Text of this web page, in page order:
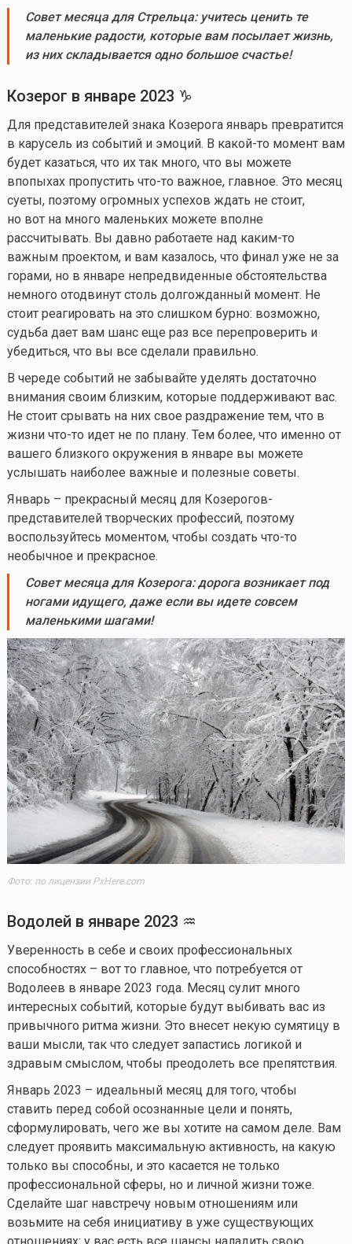
Совет месяца для Стрельца: учитесь ценить те
маленькие радости, которые вам посылает жизнь,
из них складывается одно большое счастье!
Козерог в январе 2023 ♑
Для представителей знака Козерога январь превратится
в карусель из событий и эмоций. В какой-то момент вам
будет казаться, что их так много, что вы можете
впопыхах пропустить что-то важное, главное. Это месяц
суеты, поэтому огромных успехов ждать не стоит,
но вот на много маленьких можете вполне
рассчитывать. Вы давно работаете над каким-то
важным проектом, и вам казалось, что финал уже не за
горами, но в январе непредвиденные обстоятельства
немного отодвинут столь долгожданный момент. Не
стоит реагировать на это слишком бурно: возможно,
судьба дает вам шанс еще раз все перепроверить и
убедиться, что вы все сделали правильно.
В череде событий не забывайте уделять достаточно
внимания своим близким, которые поддерживают вас.
Не стоит срывать на них свое раздражение тем, что в
жизни что-то идет не по плану. Тем более, что именно от
вашего близкого окружения в январе вы можете
услышать наиболее важные и полезные советы.
Январь – прекрасный месяц для Козерогов-
представителей творческих профессий, поэтому
воспользуйтесь моментом, чтобы создать что-то
необычное и прекрасное.
Совет месяца для Козерога: дорога возникает под
ногами идущего, даже если вы идете совсем
маленькими шагами!
Фото: по лицензии PxHere.com
Водолей в январе2023 ♒
Уверенность в себе и своих профессиональных
способностях – вот то главное, что потребуется от
Водолеев в январе 2023 года. Месяц сулит много
интересных событий, которые будут выбивать вас из
привычного ритма жизни. Это внесет некую сумятицу в
ваши мысли, так что следует запастись логикой и
здравым смыслом, чтобы преодолеть все препятствия.
Январь 2023 – идеальный месяц для того, чтобы
ставить перед собой осознанные цели и понять,
сформулировать, чего же вы хотите на самом деле. Вам
следует проявить максимальную активность, на какую
только вы способны, и это касается не только
профессиональной сферы, но и личной жизни тоже.
Сделайте шаг навстречу новым отношениям или
возьмите на себя инициативу в уже существующих
отношениях: у вас есть все шансы наладить свою